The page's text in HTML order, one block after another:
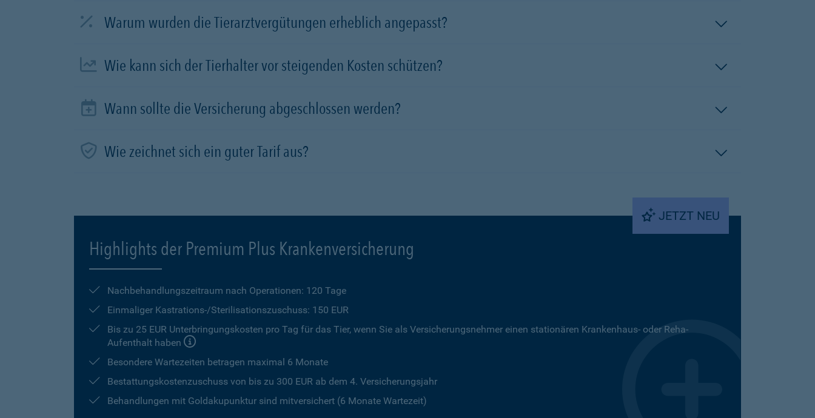
Warum wurden die Tierarztvergütungen erheblich angepasst?
Wie kann sich der Tierhalter vor steigenden Kosten schützen?
Wann sollte die Versicherung abgeschlossen werden?
Wie zeichnet sich ein guter Tarif aus?
JETZT NEU
Highlights der Premium Plus Krankenversicherung
Nachbehandlungszeitraum nach Operationen: 120 Tage
Einmaliger Kastrations-/Sterilisationszuschuss: 150 EUR
Bis zu 25 EUR Unterbringungskosten pro Tag für das Tier, wenn Sie als Versicherungsnehmer einen stationären Krankenhaus- oder Reha-
Aufenthalt haben
Besondere Wartezeiten betragen maximal 6 Monate
Bestattungskostenzuschuss von bis zu 300 EUR ab dem 4. Versicherungsjahr
Behandlungen mit Goldakupunktur sind mitversichert (6 Monate Wartezeit)